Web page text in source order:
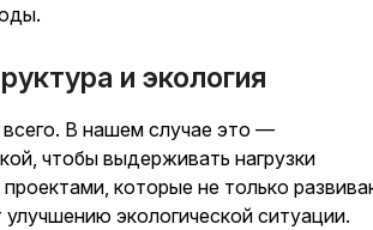
и экология
В нашем случае это —
чтобы выдерживать нагрузки
которые не только
экологической ситуации.